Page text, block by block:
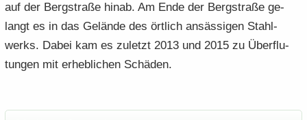
auf der Berg­stra­ße hinab. Am Ende der Berg­stra­ße ge­
langt es in das Ge­län­de des ört­lich an­säs­si­gen Stahl­
werks. Dabei kam es zu­letzt 2013 und 2015 zu Über­flu­
tun­gen mit er­heb­li­chen Schä­den.